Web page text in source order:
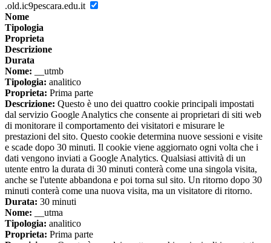
.old.ic9pescara.edu.it
Nome
Tipologia
Proprieta
Descrizione
Durata
Nome: __utmb
Tipologia: analitico
Proprieta: Prima parte
Descrizione: Questo è uno dei quattro cookie principali impostati
dal servizio Google Analytics che consente ai proprietari di siti web
di monitorare il comportamento dei visitatori e misurare le
prestazioni del sito. Questo cookie determina nuove sessioni e visite
e scade dopo 30 minuti. Il cookie viene aggiornato ogni volta che i
dati vengono inviati a Google Analytics. Qualsiasi attività di un
utente entro la durata di 30 minuti conterà come una singola visita,
anche se l'utente abbandona e poi torna sul sito. Un ritorno dopo 30
minuti conterà come una nuova visita, ma un visitatore di ritorno.
Durata: 30 minuti
Nome: __utma
Tipologia: analitico
Proprieta: Prima parte